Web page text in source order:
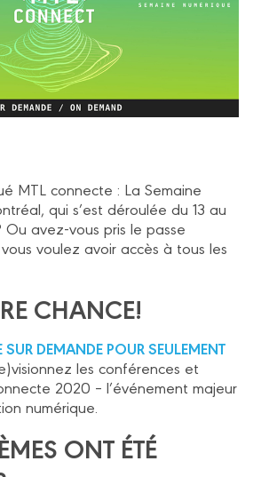
MTL connecte : La Semaine
qui s’est déroulée du 13 au
avez-vous pris le passe
voulez avoir accès à tous les
CHANCE!
SUR DEMANDE POUR SEULEMENT
les conférences et
2020 – l’événement majeur
numérique.
ONT ÉTÉ